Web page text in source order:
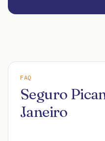
FAQ
Seguro
Janeiro